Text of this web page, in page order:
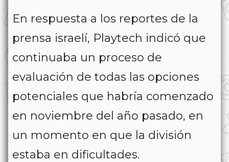
En respuesta a los reportes de la
prensa israelí, Playtech indicó que
continuaba un proceso de
evaluación de todas las opciones
potenciales que habría comenzado
en noviembre del año pasado, en
un momento en que la división
estaba en dificultades.